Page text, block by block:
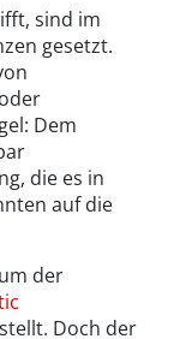
sind im
gesetzt.
Dem
die es in
auf die
der
Doch der